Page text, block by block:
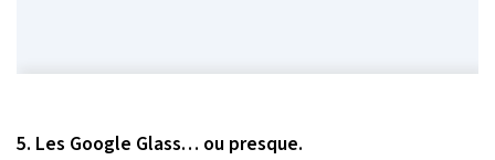
5. Les Google Glass… ou presque.